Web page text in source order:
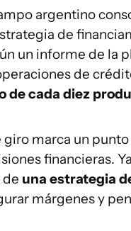
argentino
de
un informe de la
de
de cada diez
giro marca un
financieras.
de una estrategia
márgenes y